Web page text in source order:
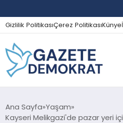
Gizlilik PolitikasıÇerez PolitikasıKünye
GÜNDEM
Ana Sayfa Yaşam
Kayseri Melikgazi'de pazar yeri